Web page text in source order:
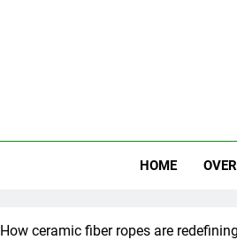
HOME
How ceramic fiber ropes are